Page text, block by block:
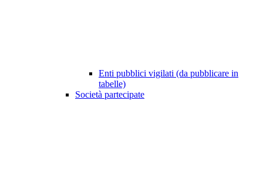
Enti pubblici vigilati (da pubblicare in
tabelle)
Società partecipate